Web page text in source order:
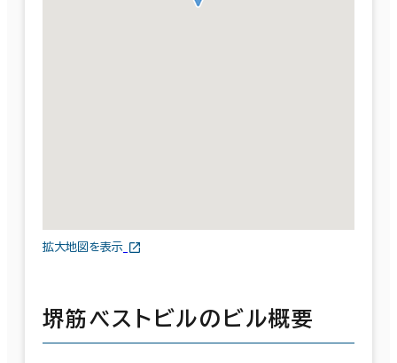
拡大地図を表示
堺筋ベストビルのビル概要